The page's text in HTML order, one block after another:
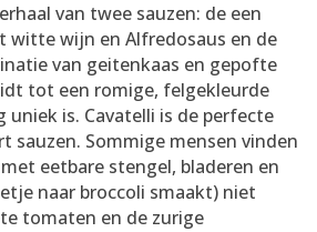
van twee sauzen: de een
witte wijn en Alfredosaus en de
van geitenkaas en gepofte
tot een romige, felgekleurde
uniek is. Cavatelli is de perfecte
sauzen. Sommige mensen vinden
eetbare stengel, bladeren en
naar broccoli smaakt) niet
tomaten en de zurige